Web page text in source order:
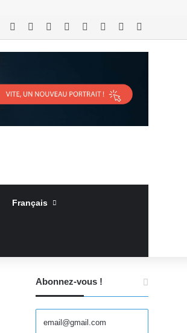
RSS Facebook LinkedinYouTubeConnexionArticle Aléatoire
Français
Abonnez-vous !